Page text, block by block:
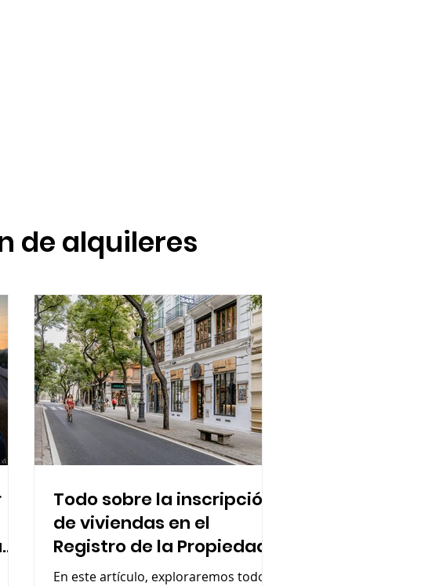
de alquileres
Todo sobre la inscripción
de viviendas en el
Registro de la Propiedad
En este artículo, exploraremos todo lo